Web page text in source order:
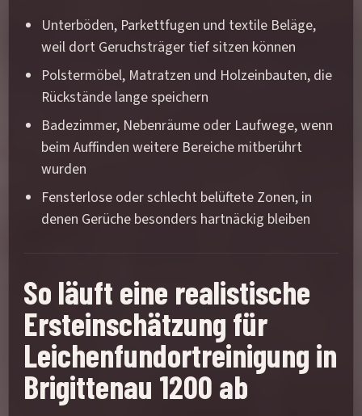
Unterböden, Parkettfugen und textile Beläge,
weil dort Geruchsträger tief sitzen können
Polstermöbel, Matratzen und Holzeinbauten, die
Rückstände lange speichern
Badezimmer, Nebenräume oder Laufwege, wenn
beim Auffinden weitere Bereiche mitberührt
wurden
Fensterlose oder schlecht belüftete Zonen, in
denen Gerüche besonders hartnäckig bleiben
So läuft eine realistische
Ersteinschätzung für
Leichenfundortreinigung in
Brigittenau 1200 ab